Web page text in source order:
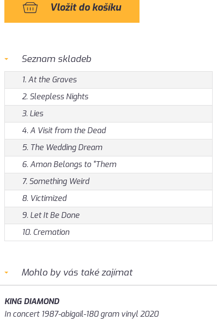
Seznam skladeb
1. At the Graves
2. Sleepless Nights
3. Lies
4. A Visit from the Dead
5. The Wedding Dream
6. Amon Belongs to "Them
7. Something Weird
8. Victimized
9. Let It Be Done
10. Cremation
Mohlo by vás také zajímat
KING DIAMOND
In concert 1987-abigail-180 gram vinyl 2020